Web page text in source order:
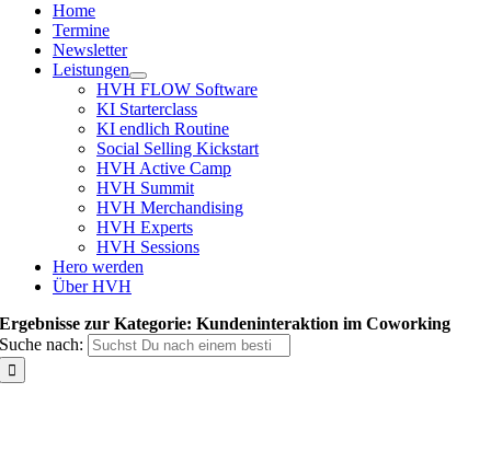
Home
Termine
Newsletter
Leistungen
HVH FLOW Software
KI Starterclass
KI endlich Routine
Social Selling Kickstart
HVH Active Camp
HVH Summit
HVH Merchandising
HVH Experts
HVH Sessions
Hero werden
Über HVH
Ergebnisse zur Kategorie: Kundeninteraktion im Coworking
Suche nach: